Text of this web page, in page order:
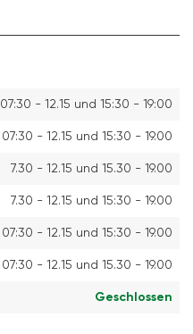
07:30 - 12.15 und 15:30 - 19:00
07:30 - 12.15 und 15:30 - 19.00
7.30 - 12.15 und 15.30 - 19.00
7.30 - 12.15 und 15:30 - 19.00
07:30 - 12.15 und 15:30 - 19.00
07:30 - 12.15 und 15.30 - 19.00
Geschlossen